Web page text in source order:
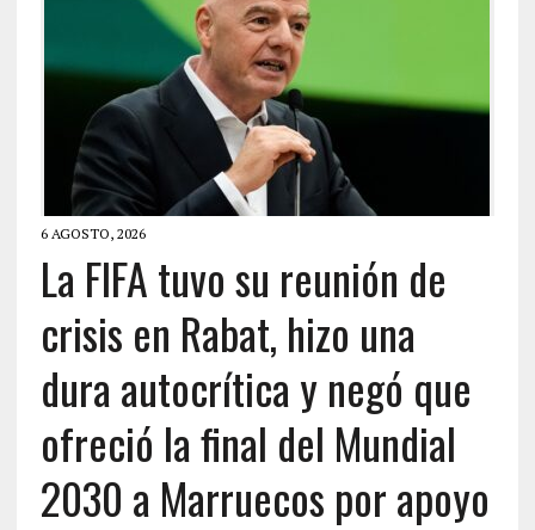
6 AGOSTO, 2026
La FIFA tuvo su reunión de
crisis en Rabat, hizo una
dura autocrítica y negó que
ofreció la final del Mundial
2030 a Marruecos por apoyo